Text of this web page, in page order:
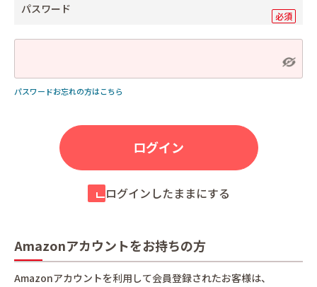
パスワード
パスワードお忘れの方はこちら
ログインしたままにする
Amazonアカウントをお持ちの方
Amazonアカウントを利用して会員登録されたお客様は、